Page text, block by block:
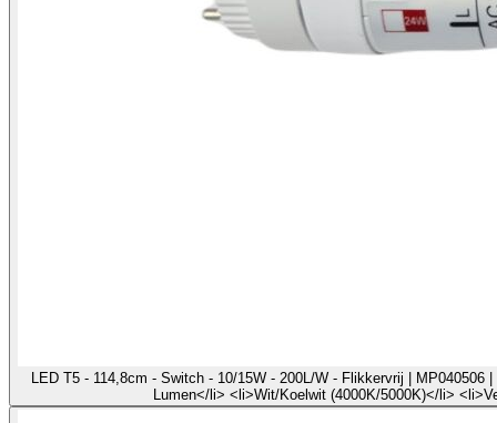
LED T5 - 114,8cm - Switch - 10/15W - 200L/W - Flikkervrij |
Lumen</li> <li>Wit/Koelwit (4000K/5000K)</li>